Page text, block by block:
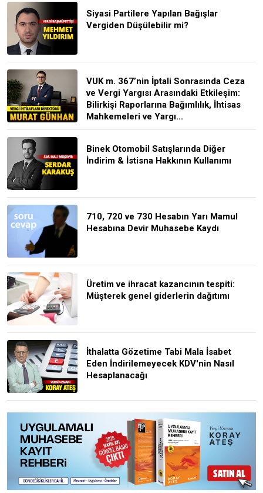
Siyasi Partilere Yapılan Bağışlar
Vergiden Düşülebilir mi?
VUK m. 367’nin İptali Sonrasında Ceza
ve Vergi Yargısı Arasındaki Etkileşim:
Bilirkişi Raporlarına Bağımlılık, İhtisas
Mahkemeleri ve Yargı...
Binek Otomobil Satışlarında Diğer
İndirim & İstisna Hakkının Kullanımı
710, 720 ve 730 Hesabın Yarı Mamul
Hesabına Devir Muhasebe Kaydı
Üretim ve ihracat kazancının tespiti:
Müşterek genel giderlerin dağıtımı
İthalatta Gözetime Tabi Mala İsabet
Eden İndirilemeyecek KDV'nin Nasıl
Hesaplanacağı